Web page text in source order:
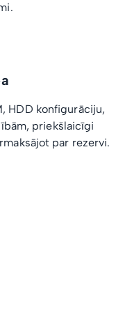
HDD konfigurāciju,
priekšlaicīgi
par rezervi.